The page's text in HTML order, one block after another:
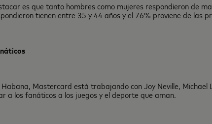
es que tanto hombres como mujeres respondieron de
tienen entre 35 y 44 años y el 76% proviene de las
Mastercard está trabajando con Joy Neville,
a los fanáticos a los juegos y el deporte que aman.